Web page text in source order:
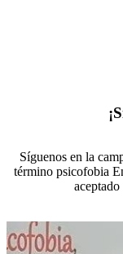
Síguenos en la
término psicofobia